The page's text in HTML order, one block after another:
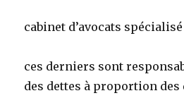
cabinet d’avocats
ces derniers sont
des dettes à proportion